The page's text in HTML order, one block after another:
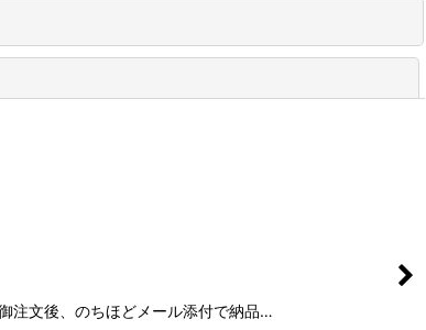
後、のちほどメール添付で納品…